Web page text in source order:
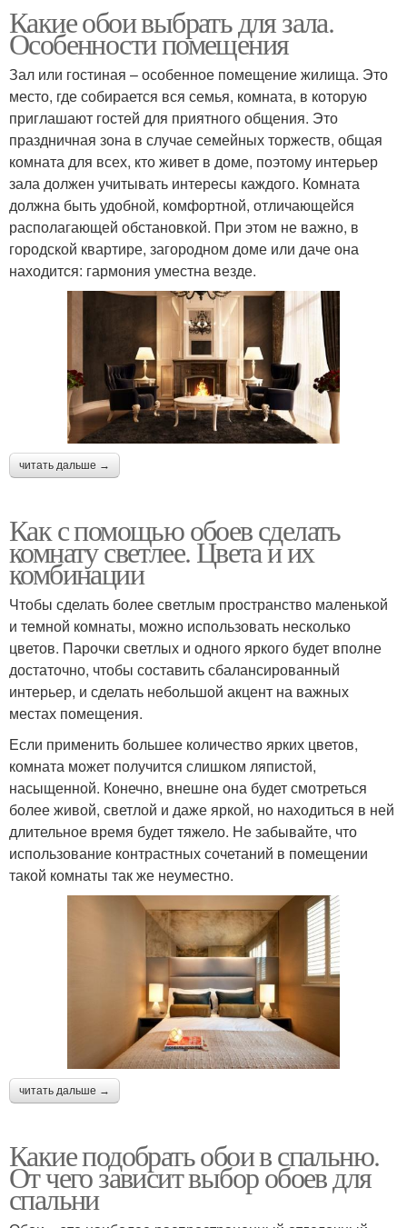
Какие обои выбрать для зала.
Особенности помещения
Зал или гостиная – особенное помещение жилища. Это
место, где собирается вся семья, комната, в которую
приглашают гостей для приятного общения. Это
праздничная зона в случае семейных торжеств, общая
комната для всех, кто живет в доме, поэтому интерьер
зала должен учитывать интересы каждого. Комната
должна быть удобной, комфортной, отличающейся
располагающей обстановкой. При этом не важно, в
городской квартире, загородном доме или даче она
находится: гармония уместна везде.
читать дальше →
Как с помощью обоев сделать
комнату светлее. Цвета и их
комбинации
Чтобы сделать более светлым пространство маленькой
и темной комнаты, можно использовать несколько
цветов. Парочки светлых и одного яркого будет вполне
достаточно, чтобы составить сбалансированный
интерьер, и сделать небольшой акцент на важных
местах помещения.
Если применить большее количество ярких цветов,
комната может получится слишком ляпистой,
насыщенной. Конечно, внешне она будет смотреться
более живой, светлой и даже яркой, но находиться в ней
длительное время будет тяжело. Не забывайте, что
использование контрастных сочетаний в помещении
такой комнаты так же неуместно.
читать дальше →
Какие подобрать обои в спальню.
От чего зависит выбор обоев для
спальни